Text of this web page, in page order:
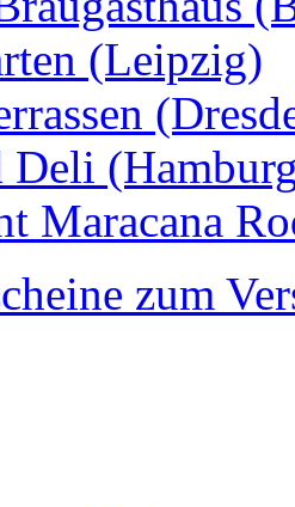
(Leipzig)
Deli
Maracana
zum